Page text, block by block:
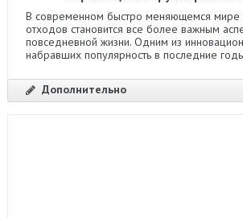
В современном быстро меняющемся мире
отходов становится все более важным
повседневной жизни. Одним из
набравших популярность в последние
Дополнительно